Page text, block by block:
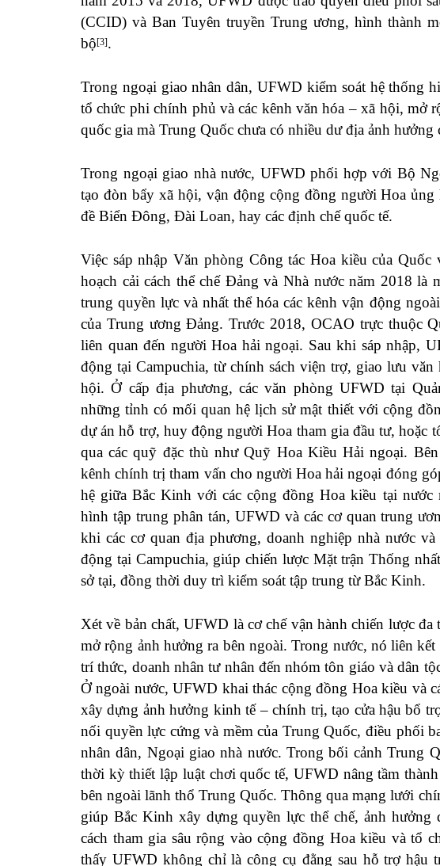
(CCID) và Ban Tuyên truyền Trung ương, hình thành
bộ [3] .
Trong ngoại giao nhân dân, UFWD kiểm soát hệ thống
tổ chức phi chính phủ và các kênh văn hóa – xã hội, mở
quốc gia mà Trung Quốc chưa có nhiều dư địa ảnh hưởng
Trong ngoại giao nhà nước, UFWD phối hợp với Bộ
tạo đòn bẩy xã hội, vận động cộng đồng người Hoa
đề Biển Đông, Đài Loan, hay các định chế quốc tế.
Việc sáp nhập Văn phòng Công tác Hoa kiều của
hoạch cải cách thể chế Đảng và Nhà nước năm 2018 là
trung quyền lực và nhất thể hóa các kênh vận động
của Trung ương Đảng. Trước 2018, OCAO trực thuộc
liên quan đến người Hoa hải ngoại. Sau khi sáp nhập,
động tại Campuchia, từ chính sách viện trợ, giao lưu
hội. Ở cấp địa phương, các văn phòng UFWD tại
những tỉnh có mối quan hệ lịch sử mật thiết với cộng
dự án hỗ trợ, huy động người Hoa tham gia đầu tư, hoặc
qua các quỹ đặc thù như Quỹ Hoa Kiều Hải ngoại.
kênh chính trị tham vấn cho người Hoa hải ngoại đóng
hệ giữa Bắc Kinh với các cộng đồng Hoa kiều tại nước
hình tập trung phân tán, UFWD và các cơ quan trung
khi các cơ quan địa phương, doanh nghiệp nhà nước
động tại Campuchia, giúp chiến lược Mặt trận Thống
sở tại, đồng thời duy trì kiểm soát tập trung từ Bắc Kinh.
Xét về bản chất, UFWD là cơ chế vận hành chiến lược
mở rộng ảnh hưởng ra bên ngoài. Trong nước, nó liên
trí thức, doanh nhân tư nhân đến nhóm tôn giáo và dân
Ở ngoài nước, UFWD khai thác cộng đồng Hoa kiều và
xây dựng ảnh hưởng kinh tế – chính trị, tạo cửa hậu bổ
nối quyền lực cứng và mềm của Trung Quốc, điều phối
nhân dân, Ngoại giao nhà nước. Trong bối cảnh Trung
thời kỳ thiết lập luật chơi quốc tế, UFWD nâng tầm
bên ngoài lãnh thổ Trung Quốc. Thông qua mạng lưới
giúp Bắc Kinh xây dựng quyền lực thể chế, ảnh hưởng
cách tham gia sâu rộng vào cộng đồng Hoa kiều và tổ
thấy UFWD không chỉ là công cụ đằng sau hỗ trợ hậu